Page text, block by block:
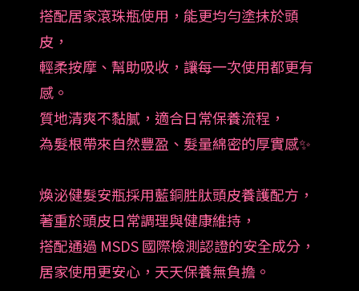
搭配居家滾珠瓶使用，能更均勻塗抹於頭
皮，
輕柔按摩、幫助吸收，讓每一次使用都更有
感。
質地清爽不黏膩，適合日常保養流程，
為髮根帶來自然豐盈、髮量綿密的厚實感✨
煥泌健髮安瓶採用藍銅胜肽頭皮養護配方，
著重於頭皮日常調理與健康維持，
搭配通過 MSDS 國際檢測認證的安全成分，
居家使用更安心，天天保養無負擔。